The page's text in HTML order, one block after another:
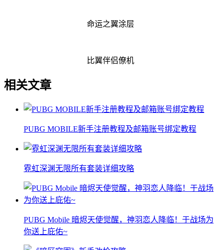
命运之翼涂层
比翼伴侣僚机
相关文章
PUBG MOBILE新手注册教程及邮箱账号绑定教程
霓虹深渊无限所有套装详细攻略
PUBG Mobile 暗烬天使觉醒，神羽恋人降临！于战场为
你送上庇佑~